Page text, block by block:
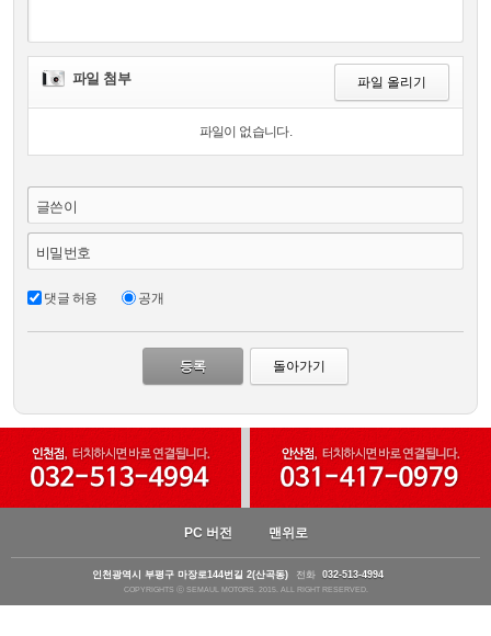
파일 첨부 파일 올리기
파일이 없습니다.
글쓴이
비밀번호
댓글 허용 공개
돌아가기
PC 버전 맨위로
인천광역시 부평구 마장로144번길 2(산곡동) 전화 032-513-4994
COPYRIGHTS ⓒ SEMAUL MOTORS. 2015. ALL RIGHT RESERVED.